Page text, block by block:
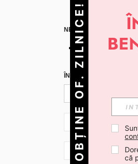
NE GĂSEȘTI PE
ÎNREGISTREAZĂ-TE
RO + 40
RO + 40
OBȚINE OF. ZILNICE!
că